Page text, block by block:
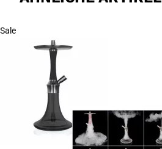
Sale